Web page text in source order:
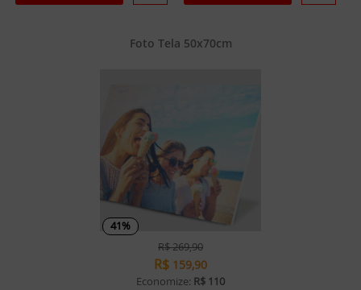
Foto Tela 50x70cm
41%
R$269,90
R$ 159,90
Economize: R$ 110